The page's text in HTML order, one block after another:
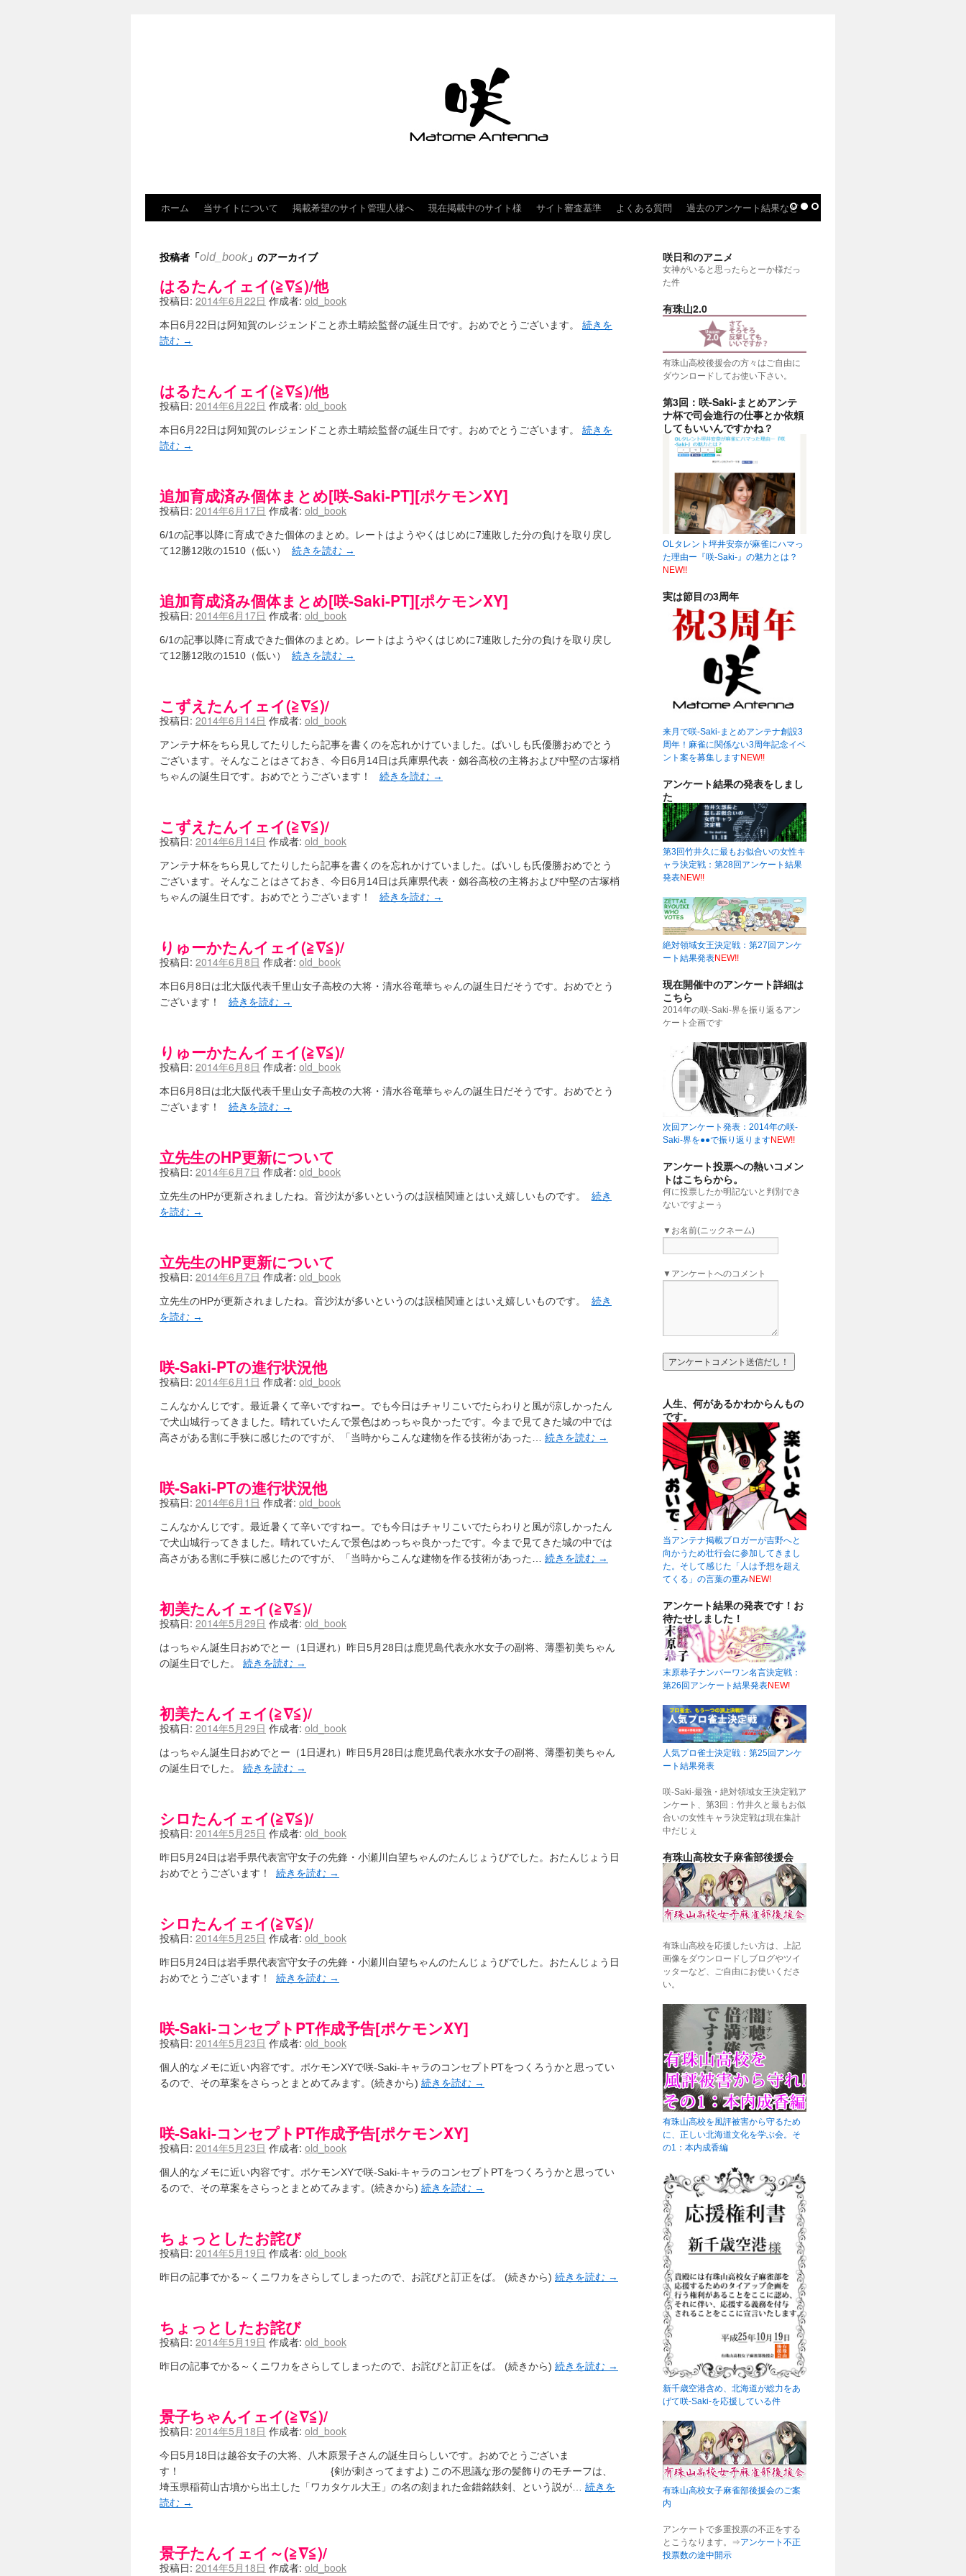
ホーム 当サイトについて 掲載希望のサイト管理人様へ 現在掲載中のサイト様 サイト審査基準 よくある質問 過去のアンケート結果など
投稿者「old_book」のアーカイブ
はるたんイェイ(≧∇≦)/他
投稿日: 2014年6月22日 作成者: old_book
本日6月22日は阿知賀のレジェンドこと赤土晴絵監督の誕生日です。おめでとうございます。 続きを
読む →
はるたんイェイ(≧∇≦)/他
投稿日: 2014年6月22日 作成者: old_book
本日6月22日は阿知賀のレジェンドこと赤土晴絵監督の誕生日です。おめでとうございます。 続きを
読む →
追加育成済み個体まとめ[咲-Saki-PT][ポケモンXY]
投稿日: 2014年6月17日 作成者: old_book
6/1の記事以降に育成できた個体のまとめ。レートはようやくはじめに7連敗した分の負けを取り戻し
て12勝12敗の1510（低い） 続きを読む →
追加育成済み個体まとめ[咲-Saki-PT][ポケモンXY]
投稿日: 2014年6月17日 作成者: old_book
6/1の記事以降に育成できた個体のまとめ。レートはようやくはじめに7連敗した分の負けを取り戻し
て12勝12敗の1510（低い） 続きを読む →
こずえたんイェイ(≧∇≦)/
投稿日: 2014年6月14日 作成者: old_book
アンテナ杯をちら見してたりしたら記事を書くのを忘れかけていました。ばいしも氏優勝おめでとう
ございます。そんなことはさておき、今日6月14日は兵庫県代表・劔谷高校の主将および中堅の古塚梢
ちゃんの誕生日です。おめでとうございます！ 続きを読む →
こずえたんイェイ(≧∇≦)/
投稿日: 2014年6月14日 作成者: old_book
アンテナ杯をちら見してたりしたら記事を書くのを忘れかけていました。ばいしも氏優勝おめでとう
ございます。そんなことはさておき、今日6月14日は兵庫県代表・劔谷高校の主将および中堅の古塚梢
ちゃんの誕生日です。おめでとうございます！ 続きを読む →
りゅーかたんイェイ(≧∇≦)/
投稿日: 2014年6月8日 作成者: old_book
本日6月8日は北大阪代表千里山女子高校の大将・清水谷竜華ちゃんの誕生日だそうです。おめでとう
ございます！ 続きを読む →
りゅーかたんイェイ(≧∇≦)/
投稿日: 2014年6月8日 作成者: old_book
本日6月8日は北大阪代表千里山女子高校の大将・清水谷竜華ちゃんの誕生日だそうです。おめでとう
ございます！ 続きを読む →
立先生のHP更新について
投稿日: 2014年6月7日 作成者: old_book
立先生のHPが更新されましたね。音沙汰が多いというのは誤植関連とはいえ嬉しいものです。 続き
を読む →
立先生のHP更新について
投稿日: 2014年6月7日 作成者: old_book
立先生のHPが更新されましたね。音沙汰が多いというのは誤植関連とはいえ嬉しいものです。 続き
を読む →
咲-Saki-PTの進行状況他
投稿日: 2014年6月1日 作成者: old_book
こんなかんじです。最近暑くて辛いですねー。でも今日はチャリこいでたらわりと風が涼しかったん
で犬山城行ってきました。晴れていたんで景色はめっちゃ良かったです。今まで見てきた城の中では
高さがある割に手狭に感じたのですが、「当時からこんな建物を作る技術があった… 続きを読む →
咲-Saki-PTの進行状況他
投稿日: 2014年6月1日 作成者: old_book
こんなかんじです。最近暑くて辛いですねー。でも今日はチャリこいでたらわりと風が涼しかったん
で犬山城行ってきました。晴れていたんで景色はめっちゃ良かったです。今まで見てきた城の中では
高さがある割に手狭に感じたのですが、「当時からこんな建物を作る技術があった… 続きを読む →
初美たんイェイ(≧∇≦)/
投稿日: 2014年5月29日 作成者: old_book
はっちゃん誕生日おめでとー（1日遅れ）昨日5月28日は鹿児島代表永水女子の副将、薄墨初美ちゃん
の誕生日でした。 続きを読む →
初美たんイェイ(≧∇≦)/
投稿日: 2014年5月29日 作成者: old_book
はっちゃん誕生日おめでとー（1日遅れ）昨日5月28日は鹿児島代表永水女子の副将、薄墨初美ちゃん
の誕生日でした。 続きを読む →
シロたんイェイ(≧∇≦)/
投稿日: 2014年5月25日 作成者: old_book
昨日5月24日は岩手県代表宮守女子の先鋒・小瀬川白望ちゃんのたんじょうびでした。おたんじょう日
おめでとうございます！ 続きを読む →
シロたんイェイ(≧∇≦)/
投稿日: 2014年5月25日 作成者: old_book
昨日5月24日は岩手県代表宮守女子の先鋒・小瀬川白望ちゃんのたんじょうびでした。おたんじょう日
おめでとうございます！ 続きを読む →
咲-Saki-コンセプトPT作成予告[ポケモンXY]
投稿日: 2014年5月23日 作成者: old_book
個人的なメモに近い内容です。ポケモンXYで咲-Saki-キャラのコンセプトPTをつくろうかと思ってい
るので、その草案をさらっとまとめてみます。(続きから) 続きを読む →
咲-Saki-コンセプトPT作成予告[ポケモンXY]
投稿日: 2014年5月23日 作成者: old_book
個人的なメモに近い内容です。ポケモンXYで咲-Saki-キャラのコンセプトPTをつくろうかと思ってい
るので、その草案をさらっとまとめてみます。(続きから) 続きを読む →
ちょっとしたお詫び
投稿日: 2014年5月19日 作成者: old_book
昨日の記事でかる～くニワカをさらしてしまったので、お詫びと訂正をば。 (続きから) 続きを読む →
ちょっとしたお詫び
投稿日: 2014年5月19日 作成者: old_book
昨日の記事でかる～くニワカをさらしてしまったので、お詫びと訂正をば。 (続きから) 続きを読む →
景子ちゃんイェイ(≧∇≦)/
投稿日: 2014年5月18日 作成者: old_book
今日5月18日は越谷女子の大将、八木原景子さんの誕生日らしいです。おめでとうございま
す！ {剣が刺さってますよ) この不思議な形の髪飾りのモチーフは、
埼玉県稲荷山古墳から出土した「ワカタケル大王」の名の刻まれた金錯銘鉄剣、という説が… 続きを
読む →
景子たんイェイ～(≧∇≦)/
投稿日: 2014年5月18日 作成者: old_book
咲日和のアニメ
女神がいると思ったらとーか様だっ
た件
有珠山2.0
有珠山高校後援会の方々はご自由に
ダウンロードしてお使い下さい。
第3回：咲-Saki-まとめアンテ
ナ杯で司会進行の仕事とか依頼
してもいいんですかね？
OLタレント坪井安奈が麻雀にハマっ
た理由ー『咲-Saki-』の魅力とは？
NEW!!
実は節目の3周年
来月で咲-Saki-まとめアンテナ創設3
周年！麻雀に関係ない3周年記念イベ
ント案を募集しますNEW!!
アンケート結果の発表をしまし
た
第3回竹井久に最もお似合いの女性キ
ャラ決定戦：第28回アンケート結果
発表NEW!!
絶対領域女王決定戦：第27回アンケ
ート結果発表NEW!!
現在開催中のアンケート詳細は
こちら
2014年の咲-Saki-界を振り返るアン
ケート企画です
次回アンケート発表：2014年の咲-
Saki-界を●●で振り返りますNEW!!
アンケート投票への熱いコメン
トはこちらから。
何に投票したか明記ないと判別でき
ないですよーぅ
▼お名前(ニックネーム)
▼アンケートへのコメント
人生、何があるかわからんもの
です。
当アンテナ掲載ブロガーが吉野へと
向かうため壮行会に参加してきまし
た。そして感じた「人は予想を超え
てくる」の言葉の重みNEW!
アンケート結果の発表です！お
待たせしました！
末原恭子ナンバーワン名言決定戦：
第26回アンケート結果発表NEW!
人気プロ雀士決定戦：第25回アンケ
ート結果発表
咲-Saki-最強・絶対領域女王決定戦ア
ンケート、第3回：竹井久と最もお似
合いの女性キャラ決定戦は現在集計
中だじぇ
有珠山高校女子麻雀部後援会
有珠山高校を応援したい方は、上記
画像をダウンロードしブログやツイ
ッターなど、ご自由にお使いくださ
い。
有珠山高校を風評被害から守るため
に、正しい北海道文化を学ぶ会。そ
の1：本内成香編
新千歳空港含め、北海道が総力をあ
げて咲-Saki-を応援している件
有珠山高校女子麻雀部後援会のご案
内
アンケートで多重投票の不正をする
とこうなります。⇒アンケート不正
投票数の途中開示